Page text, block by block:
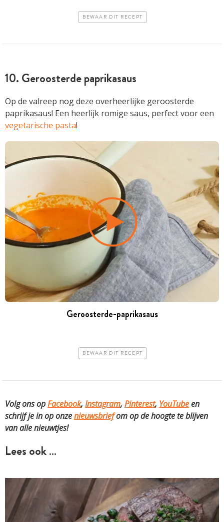
BEWAAR DIT RECEPT
10. Geroosterde paprikasaus
Op de valreep nog deze overheerlijke geroosterde
paprikasaus! Een heerlijk romige saus, perfect voor een
vegetarische pasta!
Geroosterde-paprikasaus
BEWAAR DIT RECEPT
Volg ons opFacebook, Instagram, Pinterest, YouTubeen
schrijf je in op onzenieuwsbriefom op de hoogte te blijven
van alle nieuwtjes!
Lees ook …